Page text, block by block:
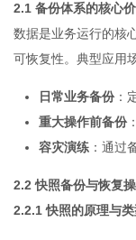
2.1 备份体系的核心
数据是业务运行的核
可恢复性。典型应用
日常业务备份：
重大操作前备份
容灾演练 ：通过
2.2 快照备份与恢复
2.2.1 快照的原理与类